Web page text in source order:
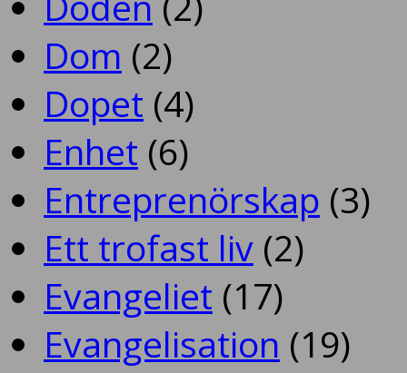
Dom (2)
Dopet (4)
Enhet (6)
Entreprenörskap (3)
Ett trofast liv (2)
Evangeliet (17)
Evangelisation (19)